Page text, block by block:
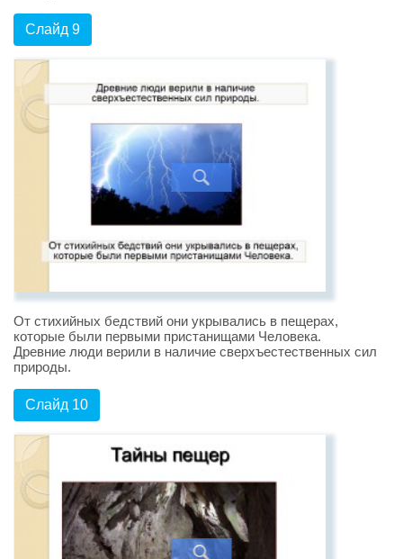
Слайд 9
От стихийных бедствий они укрывались в пещерах,
которые были первыми пристанищами Человека.
Древние люди верили в наличие сверхъестественных сил
природы.
Слайд 10